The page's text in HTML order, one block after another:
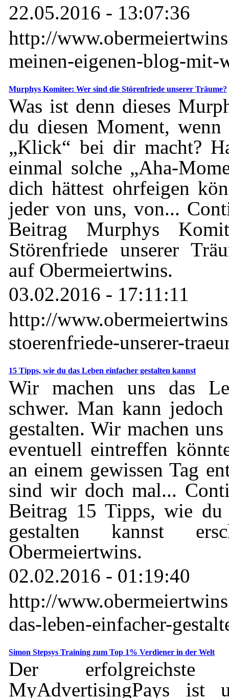
22.05.2016 - 13:07:36
http://
meinen-eigenen-blog-mit-
Murphys Komitee: Wer sind die Störenfriede unserer Träume?
Was ist denn dieses
du diesen Moment,
„Klick“ bei dir macht?
einmal solche „Aha-
dich hättest ohrfeigen
jeder von uns, von...
Beitrag Murphys
Störenfriede unserer
auf Obermeiertwins.
03.02.2016 - 17:11:11
http://
stoerenfriede-unserer-
15 Tipps, wie du das Leben einfacher gestalten kannst
Wir machen uns das
schwer. Man kann
gestalten. Wir machen
eventuell eintreffen
an einem gewissen Tag
sind wir doch mal...
Beitrag 15 Tipps, wie du
gestalten kannst
Obermeiertwins.
02.02.2016 - 01:19:40
http://
das-leben-einfacher-
Simon Stepsys Training zum Top 1% Verdiener in der Welt
Der
MyAdvertisingPays ist